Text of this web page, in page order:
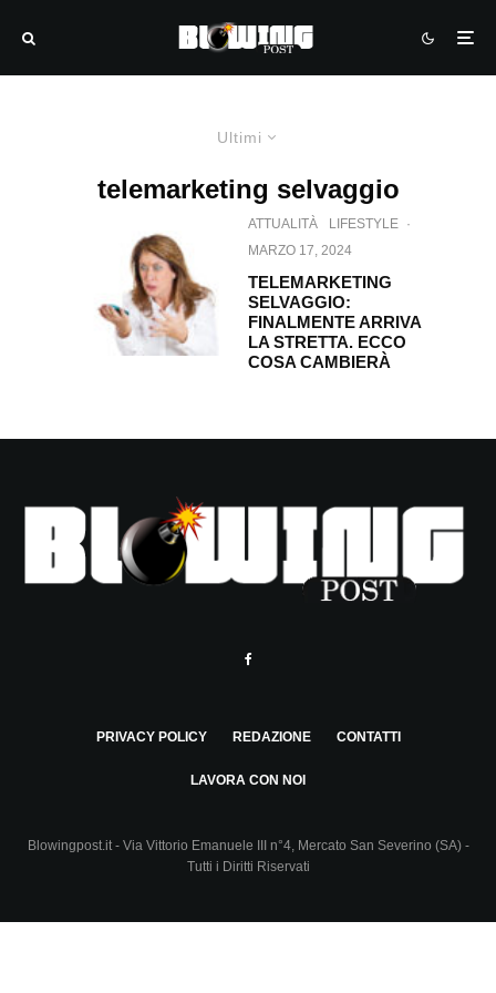
Ultimi
telemarketing selvaggio
ATTUALITÀ LIFESTYLE ·
MARZO 17, 2024
TELEMARKETING
SELVAGGIO:
FINALMENTE ARRIVA
LA STRETTA. ECCO
COSA CAMBIERÀ
PRIVACY POLICY REDAZIONE CONTATTI
LAVORA CON NOI
Blowingpost.it - Via Vittorio Emanuele III n°4, Mercato San Severino (SA) -
Tutti i Diritti Riservati